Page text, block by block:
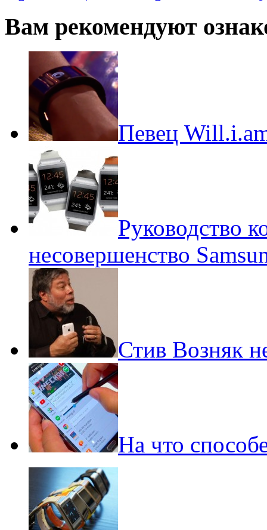
Вам рекомендуют
Певец
Руководство
несовершенство
Стив Возняк
На что